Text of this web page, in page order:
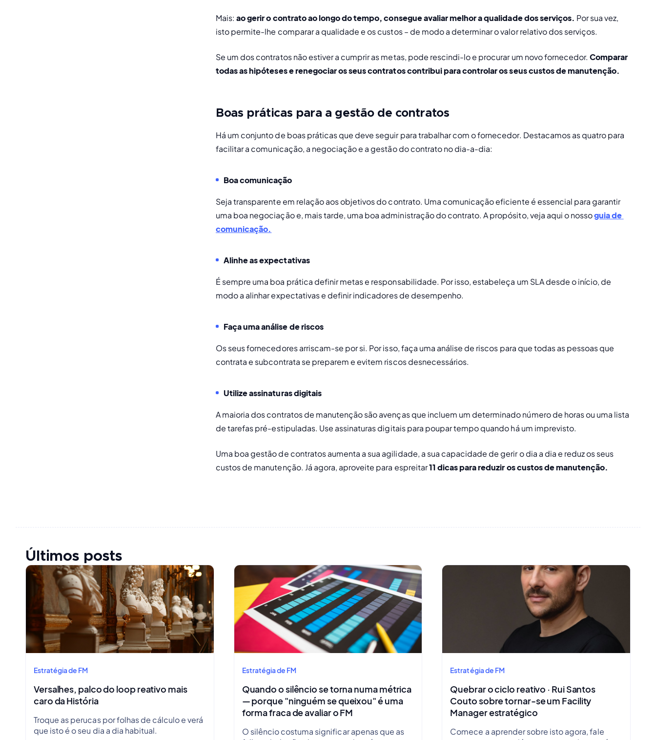
Mais: ao gerir o contrato ao longo do tempo, consegue avaliar melhor a qualidade dos serviços. Por sua vez,
isto permite-lhe comparar a qualidade e os custos – de modo a determinar o valor relativo dos serviços.
Se um dos contratos não estiver a cumprir as metas, pode rescindi-lo e procurar um novo fornecedor. Comparar
todas as hipóteses e renegociar os seus contratos contribui para controlar os seus custos de manutenção.
Boas práticas para a gestão de contratos
Há um conjunto de boas práticas que deve seguir para trabalhar com o fornecedor. Destacamos as quatro para
facilitar a comunicação, a negociação e a gestão do contrato no dia-a-dia:
Boa comunicação
Seja transparente em relação aos objetivos do contrato. Uma comunicação eficiente é essencial para garantir
uma boa negociação e, mais tarde, uma boa administração do contrato. A propósito, veja aqui o nosso guia de
comunicação.
Alinhe as expectativas
É sempre uma boa prática definir metas e responsabilidade. Por isso, estabeleça um SLA desde o início, de
modo a alinhar expectativas e definir indicadores de desempenho.
Faça uma análise de riscos
Os seus fornecedores arriscam-se por si. Por isso, faça uma análise de riscos para que todas as pessoas que
contrata e subcontrata se preparem e evitem riscos desnecessários.
Utilize assinaturas digitais
A maioria dos contratos de manutenção são avenças que incluem um determinado número de horas ou uma lista
de tarefas pré-estipuladas. Use assinaturas digitais para poupar tempo quando há um imprevisto.
Uma boa gestão de contratos aumenta a sua agilidade, a sua capacidade de gerir o dia a dia e reduz os seus
custos de manutenção. Já agora, aproveite para espreitar 11 dicas para reduzir os custos de manutenção.
Últimos posts
Estratégia de FM
Versalhes, palco do loop reativo mais
caro da História
Troque as perucas por folhas de cálculo e verá
que isto é o seu dia a dia habitual.
Estratégia de FM
Quando o silêncio se torna numa métrica
— porque "ninguém se queixou" é uma
forma fraca de avaliar o FM
O silêncio costuma significar apenas que as
Estratégia de FM
Quebrar o ciclo reativo · Rui Santos
Couto sobre tornar-se um Facility
Manager estratégico
Comece a aprender sobre isto agora, fale